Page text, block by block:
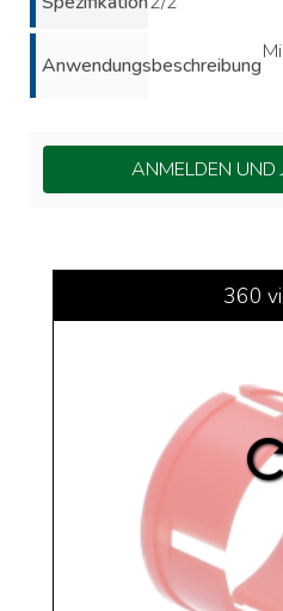
Anwendungsbeschreibung
ANMELDEN UND
360